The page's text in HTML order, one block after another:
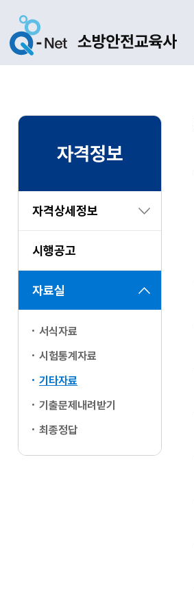
자격정보
자격상세정보
시행공고
자료실
서식자료
시험통계자료
기타자료
기출문제내려받기
최종정답